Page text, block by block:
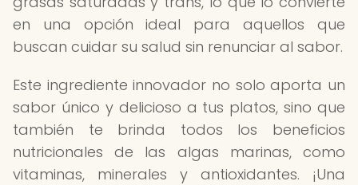
en una opción ideal para aquellos que
buscan cuidar su salud sin renunciar al sabor.
Este ingrediente innovador no solo aporta un
sabor único y delicioso a tus platos, sino que
también te brinda todos los beneficios
nutricionales de las algas marinas, como
vitaminas, minerales y antioxidantes. ¡Una